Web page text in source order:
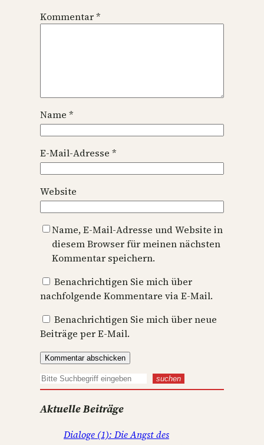
Kommentar*
Name *
E-Mail-Adresse *
Website
Name, E-Mail-Adresse und Website in
diesem Browser für meinen nächsten
Kommentar speichern.
Benachrichtigen Sie mich über
nachfolgende Kommentare via E-Mail.
Benachrichtigen Sie mich über neue
Beiträge per E-Mail.
S
c
suchen
Aktuelle Beiträge
Dialoge (1): Die Angst des